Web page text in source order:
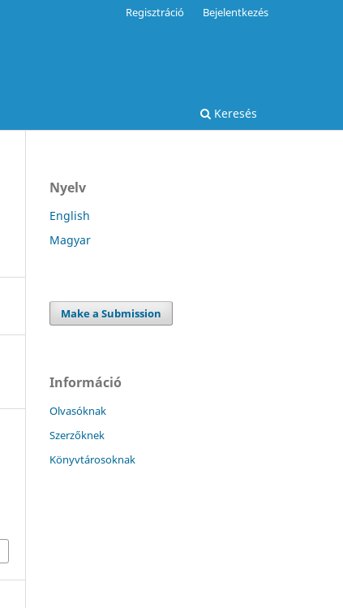
Keresés
Regisztráció Bejelentkezés
Nyelv
English
Magyar
Make a Submission
Információ
Olvasóknak
Szerzőknek
Könyvtárosoknak